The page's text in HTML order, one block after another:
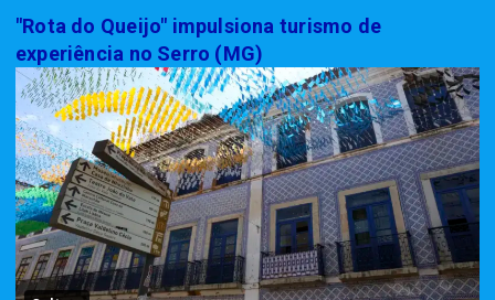
"Rota do Queijo" impulsiona turismo de
experiência no Serro (MG)